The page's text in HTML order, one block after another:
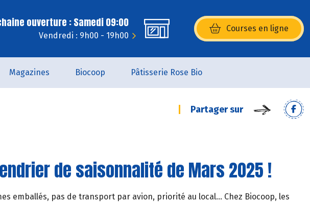
ouverture : Samedi 09:00
Vendredi : 9h00 - 19h00
Courses en ligne
(s’ouvre dans une nouvelle
Magazines Biocoop Pâtisserie Rose Bio
Partager sur
de saisonnalité de Mars 2025 !
emballés, pas de transport par avion, priorité au local… Chez Biocoop, les